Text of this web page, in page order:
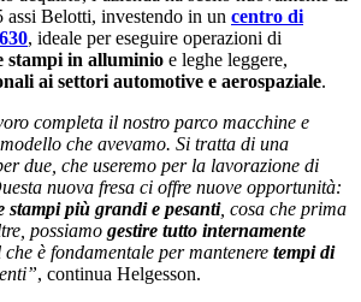
Belotti, investendo in un centro di
, ideale per eseguire operazioni di
stampi in alluminio e leghe leggere,
ai settori automotive e aerospaziale.
completa il nostro parco macchine e
che avevamo. Si tratta di una
due, che useremo per la lavorazione di
nuova fresa ci offre nuove opportunità:
stampi più grandi e pesanti, cosa che prima
possiamo gestire tutto internamente
è fondamentale per mantenere tempi di
, continua Helgesson.